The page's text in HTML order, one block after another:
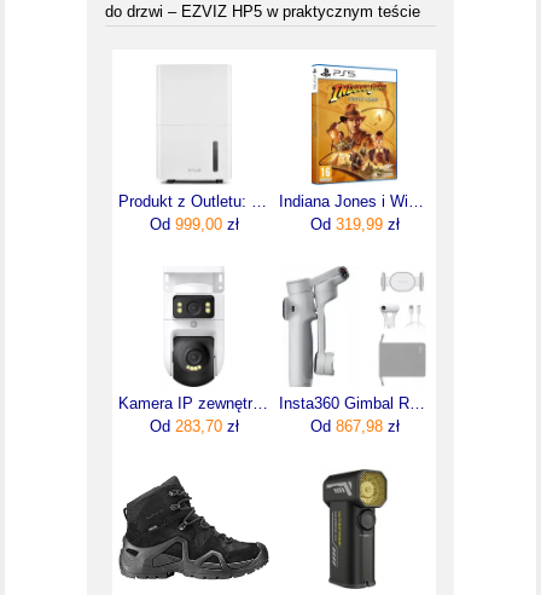
do drzwi – EZVIZ HP5 w praktycznym teście
Produkt z Outletu: Fersk Torr 30 Biały Gwarancja Jakości Od Polskiego Producenta 22 230 21 27
Od 999,00zł
Indiana Jones i Wielki Krąg (Gra PS5)
Od 319,99zł
Kamera IP zewnętrzna Xiaomi Dual Camera CW500
Od 283,70zł
Insta360 Gimbal Ręczny Stabilizator Flow 2 Pro Ai Tracker Zestaw Szary
Od 867,98zł